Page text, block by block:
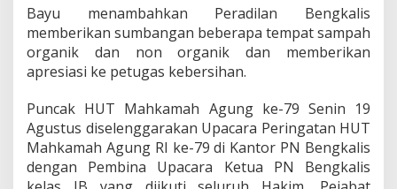
M
t
r
a
Bayu menambahkan Peradilan Bengkalis
memberikan sumbangan beberapa tempat sampah
organik dan non organik dan memberikan
apresiasi ke petugas kebersihan.
Puncak HUT Mahkamah Agung ke-79 Senin 19
Agustus diselenggarakan Upacara Peringatan HUT
Mahkamah Agung RI ke-79 di Kantor PN Bengkalis
dengan Pembina Upacara Ketua PN Bengkalis